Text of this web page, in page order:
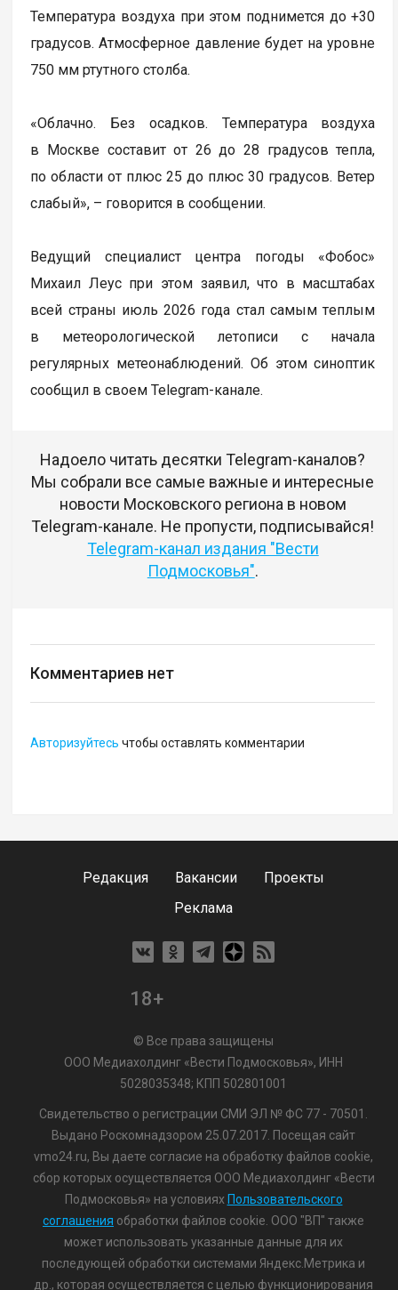
Температура воздуха при этом поднимется до +30
градусов. Атмосферное давление будет на уровне
750 мм ртутного столба.
«Облачно. Без осадков. Температура воздуха
в Москве составит от 26 до 28 градусов тепла,
по области от плюс 25 до плюс 30 градусов. Ветер
слабый», – говорится в сообщении.
Ведущий специалист центра погоды «Фобос»
Михаил Леус при этом заявил, что в масштабах
всей страны июль 2026 года стал самым тeплым
в метеорологической летописи с начала
регулярных метеонаблюдений. Об этом синоптик
сообщил в своем Telegram-канале.
Надоело читать десятки Telegram-каналов?
Мы собрали все самые важные и интересные
новости Московского региона в новом
Telegram-канале. Не пропусти, подписывайся!
Telegram-канал издания "Вести
Подмосковья".
Комментариев нет
Авторизуйтесь чтобы оставлять комментарии
Редакция Вакансии
Проекты
Реклама
18+
© Все права защищены
ООО Медиахолдинг «Вести Подмосковья», ИНН
5028035348; КПП 502801001
Свидетельство о регистрации СМИ ЭЛ № ФС 77 - 70501.
Выдано Роскомнадзором 25.07.2017. Посещая сайт
vmo24.ru, Вы даете согласие на обработку файлов cookie,
сбор которых осуществляется ООО Медиахолдинг «Вести
Подмосковья» на условиях Пользовательского
соглашения обработки файлов cookie. ООО "ВП" также
может использовать указанные данные для их
последующей обработки системами Яндекс.Метрика и
др., которая осуществляется с целью функционирования